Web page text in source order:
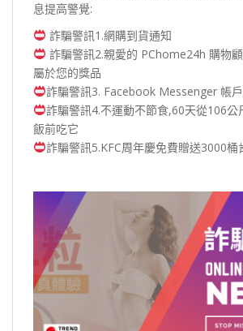
息提高警覺:
詐騙警訊1.網購到貨通知
詐騙警訊2.親愛的 PChome24h 購物
屬於您的獎品
詐騙警訊3. Facebook Messenger 帳
詐騙警訊4.不運動不節食,60天從106公
飯前吃它
詐騙警訊5.KFC周年慶免費贈送3000桶